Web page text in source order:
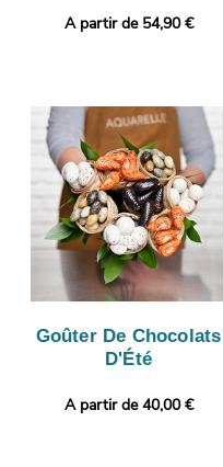
A partir de 54,90 €
Goûter De Chocolats
D'Été
A partir de 40,00 €